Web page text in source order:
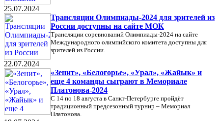
25.07.2024
Трансляции Олимпиады-2024 для зрителей из
России доступны на сайте МОК
Трансляции соревнований Олимпиады-2024 на сайте
Международного олимпийского комитета доступны для
зрителей из России.
22.07.2024
«Зенит», «Белогорье», «Урал», «Жайык» и
еще 4 команды сыграют в Мемориале
Платонова-2024
С 14 по 18 августа в Санкт-Петербурге пройдёт
традиционный предсезонный турнир – Мемориал
Платонова.